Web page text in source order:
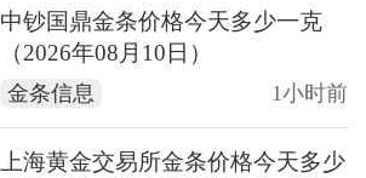
中钞国鼎金条价格今天多少一克
（2026年08月10日）
金条信息 1小时前
上海黄金交易所金条价格今天多少